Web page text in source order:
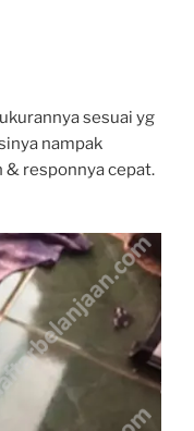
sesuai yg
nampak
& responnya cepat.